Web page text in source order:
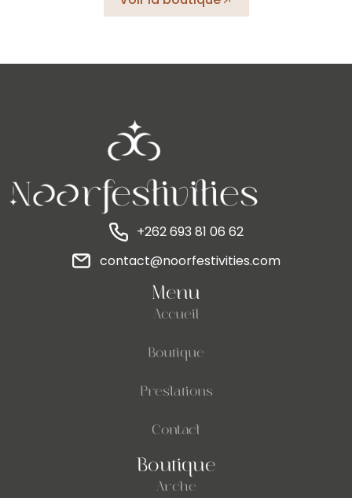
+262 693 81 06 62
contact@noorfestivities.com
Menu
Accueil
Boutique
Prestations
Contact
Boutique
Arche